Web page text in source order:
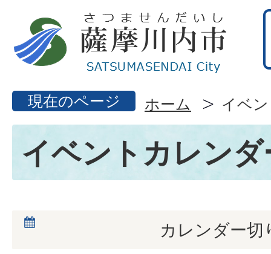
現在のページ ホーム イベ
イベントカレンダ
カレンダー切